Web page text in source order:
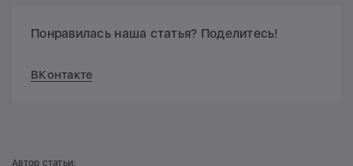
Понравилась наша статья? Поделитесь!
ВКонтакте
Автор статьи: